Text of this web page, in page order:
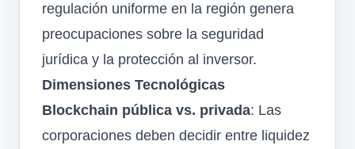
regulación uniforme en la región genera
preocupaciones sobre la seguridad
jurídica y la protección al inversor.
Dimensiones Tecnológicas
Blockchain pública vs. privada: Las
corporaciones deben decidir entre liquidez